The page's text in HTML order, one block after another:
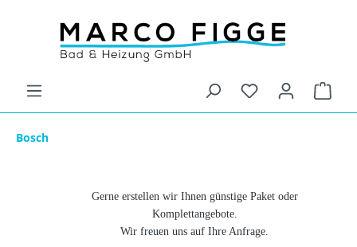
Bosch
Gerne erstellen wir Ihnen günstige Paket oder
Komplettangebote.
Wir freuen uns auf Ihre Anfrage.